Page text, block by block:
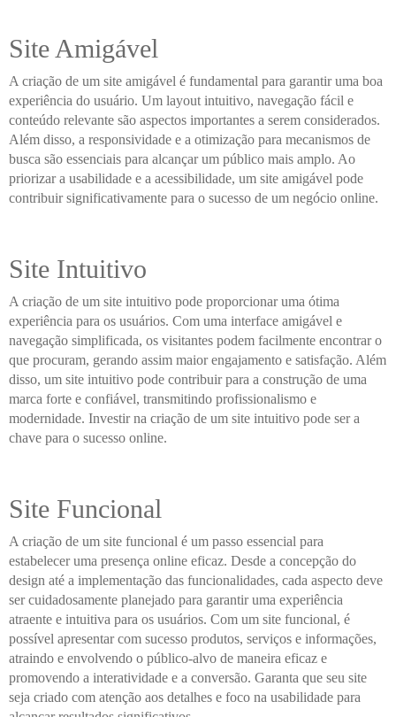
Site Amigável
A criação de um site amigável é fundamental para garantir uma boa
experiência do usuário. Um layout intuitivo, navegação fácil e
conteúdo relevante são aspectos importantes a serem considerados.
Além disso, a responsividade e a otimização para mecanismos de
busca são essenciais para alcançar um público mais amplo. Ao
priorizar a usabilidade e a acessibilidade, um site amigável pode
contribuir significativamente para o sucesso de um negócio online.
Site Intuitivo
A criação de um site intuitivo pode proporcionar uma ótima
experiência para os usuários. Com uma interface amigável e
navegação simplificada, os visitantes podem facilmente encontrar o
que procuram, gerando assim maior engajamento e satisfação. Além
disso, um site intuitivo pode contribuir para a construção de uma
marca forte e confiável, transmitindo profissionalismo e
modernidade. Investir na criação de um site intuitivo pode ser a
chave para o sucesso online.
Site Funcional
A criação de um site funcional é um passo essencial para
estabelecer uma presença online eficaz. Desde a concepção do
design até a implementação das funcionalidades, cada aspecto deve
ser cuidadosamente planejado para garantir uma experiência
atraente e intuitiva para os usuários. Com um site funcional, é
possível apresentar com sucesso produtos, serviços e informações,
atraindo e envolvendo o público-alvo de maneira eficaz e
promovendo a interatividade e a conversão. Garanta que seu site
seja criado com atenção aos detalhes e foco na usabilidade para